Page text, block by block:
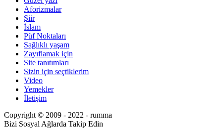
Aforizmalar
Şiir
İslam
Püf Noktaları
Sağlıklı yaşam
Zayıflamak için
Site tanıtımları
Sizin için seçtiklerim
Video
Yemekler
İletişim
Copyright © 2009 - 2022 - rumma
Bizi Sosyal Ağlarda Takip Edin